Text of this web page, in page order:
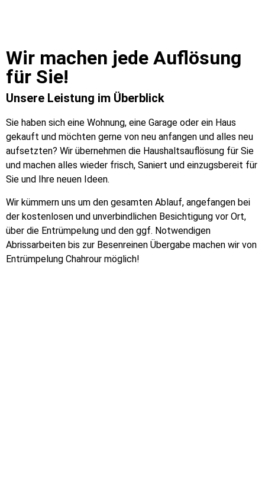
Wir machen jede Auflösung
für Sie!​
Unsere Leistung im Überblick
Sie haben sich eine Wohnung, eine Garage oder ein Haus
gekauft und möchten gerne von neu anfangen und alles neu
aufsetzten? Wir übernehmen die Haushaltsauflösung für Sie
und machen alles wieder frisch, Saniert und einzugsbereit für
Sie und Ihre neuen Ideen.
Wir kümmern uns um den gesamten Ablauf, angefangen bei
der kostenlosen und unverbindlichen Besichtigung vor Ort,
über die Entrümpelung und den ggf. Notwendigen
Abrissarbeiten bis zur Besenreinen Übergabe machen wir von
Entrümpelung Chahrour möglich!